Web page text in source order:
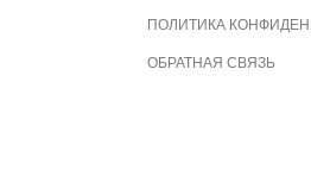
ПОЛИТИКА
ОБРАТНАЯ СВЯЗЬ